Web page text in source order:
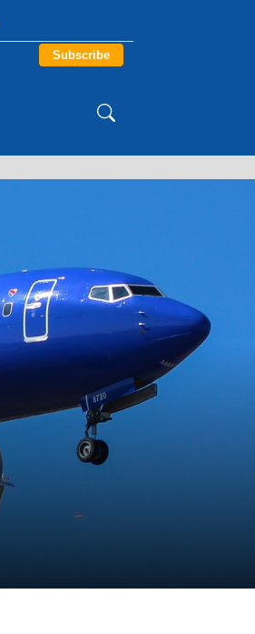
Subscribe